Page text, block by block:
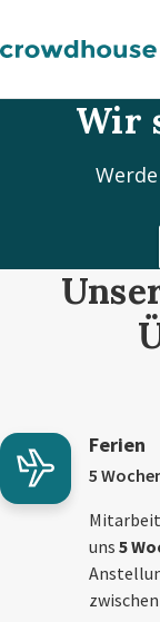
Wir
Ferien
5
uns 5